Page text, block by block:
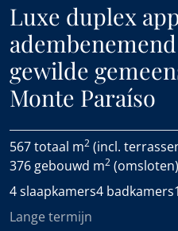
Luxe duplex
gewilde
Monte Paraíso
567 totaal m2 (incl.
376 gebouwd m2 (omsloten)
4 slaapkamers4 badkamers
Lange termijn